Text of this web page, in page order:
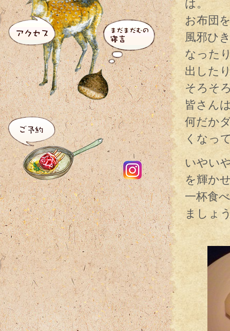
は。
お布団
風邪ひ
なった
出した
そろそ
皆さん
何だか
くなっ
いやい
を輝か
一杯食
ましょ
ほら